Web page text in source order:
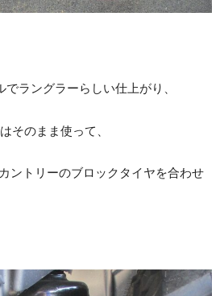
ラングラーらしい仕上がり、
そのまま使って、
トリーのブロックタイヤを合わせ